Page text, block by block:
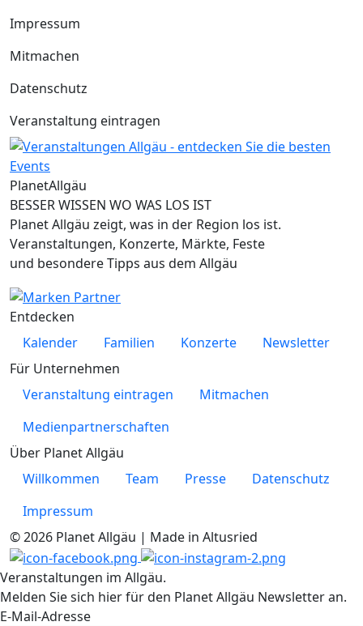
Impressum
Mitmachen
Datenschutz
Veranstaltung eintragen
PlanetAllgäu
BESSER WISSEN WO WAS LOS IST
Planet Allgäu zeigt, was in der Region los ist.
Veranstaltungen, Konzerte, Märkte, Feste
und besondere Tipps aus dem Allgäu
Entdecken
Kalender
Familien Konzerte
Newsletter
Für Unternehmen
Veranstaltung eintragen
Mitmachen
Medienpartnerschaften
Über Planet Allgäu
Willkommen
Team Presse
Datenschutz
Impressum
© 2026 Planet Allgäu | Made in Altusried
Veranstaltungen im Allgäu.
Melden Sie sich hier für den Planet Allgäu Newsletter an.
E-Mail-Adresse